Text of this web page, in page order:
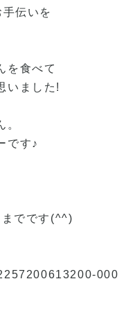
伝いを
を食べて
いました!
。
です♪
でです(^^)
000